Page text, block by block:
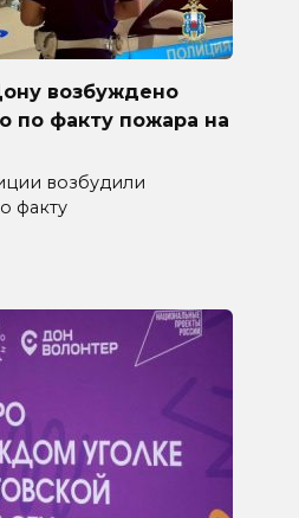
возбуждено
по факту пожара на
возбудили
факту